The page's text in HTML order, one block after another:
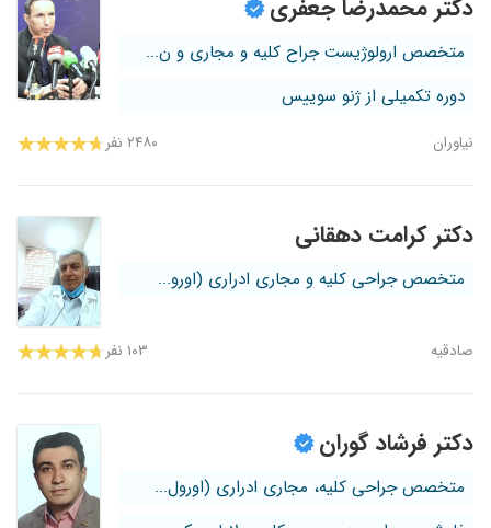
دکتر محمدرضا جعفری
متخصص ارولوژیست جراح کلیه و مجاری و ن...
دوره تکمیلی از ژنو سوییس
نیاوران ۲۴۸۰ نفر
دکتر کرامت دهقانی
متخصص جراحی کلیه و مجاری ادراری (اورو...
صادقیه ۱۰۳ نفر
دکتر فرشاد گوران
متخصص جراحی کلیه، مجاری ادراری (اورول...